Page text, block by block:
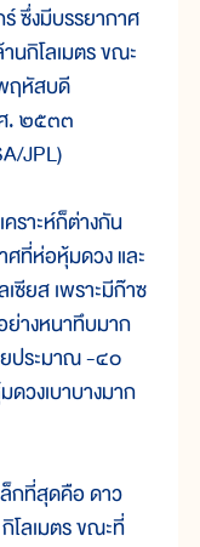
ซึ่งมีบรรยากาศ
นกิโลเมตร ขณะ
ฤหัสบดี
. ๒๕๓๓
JPL)
าะห์ก็ต่างกัน
ที่ห่อหุ้มดวง และ
ซียส เพราะมีก๊าซ
ย่างหนาทึบมาก
ประมาณ -๔๐
ดวงเบาบางมาก
กที่สุดคือ ดาว
ลเมตร ขณะที่